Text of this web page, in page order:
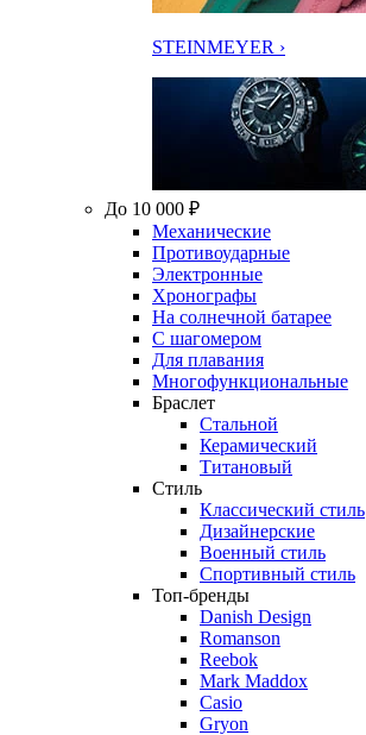
STEINMEYER ›
До 10 000 ₽
Механические
Противоударные
Электронные
Хронографы
На солнечной батарее
С шагомером
Для плавания
Многофункциональные
Браслет
Стальной
Керамический
Титановый
Стиль
Классический стиль
Дизайнерские
Военный стиль
Спортивный стиль
Топ-бренды
Danish Design
Romanson
Reebok
Mark Maddox
Casio
Gryon